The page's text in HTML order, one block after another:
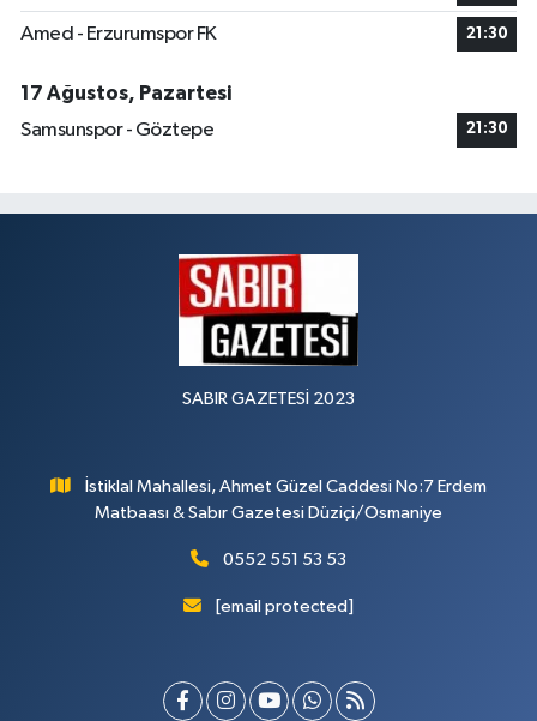
Amed - Erzurumspor FK 21:30
17 Ağustos, Pazartesi
Samsunspor - Göztepe
21:30
SABIR GAZETESİ 2023
İstiklal Mahallesi, Ahmet Güzel Caddesi No:7 Erdem
Matbaası & Sabır Gazetesi Düziçi/Osmaniye
0552 551 53 53
[email protected]